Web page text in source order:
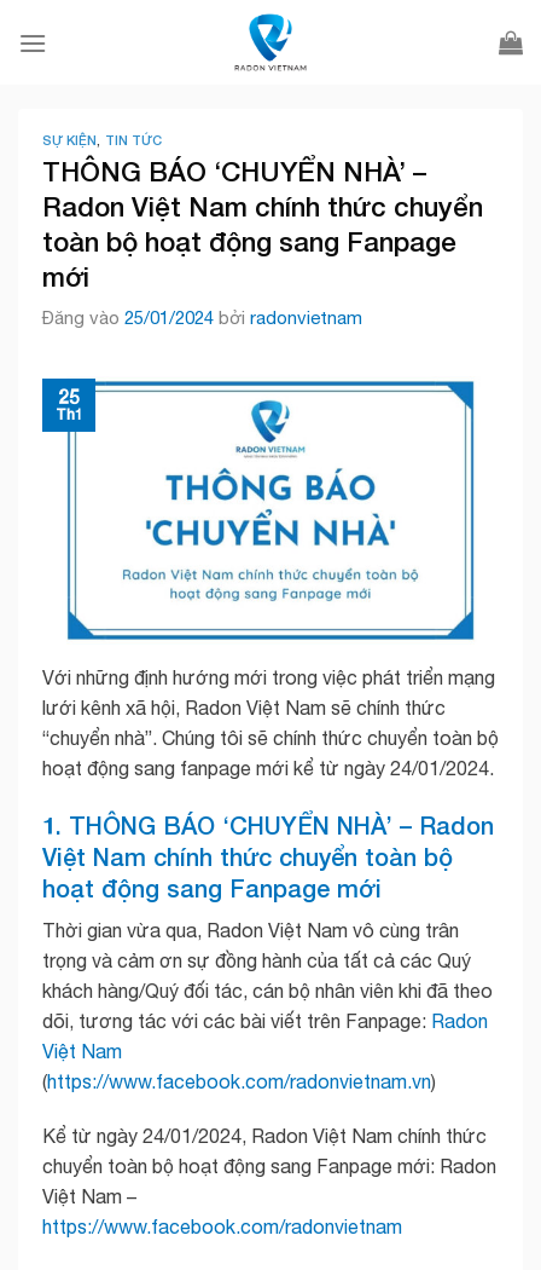
qua
SỰ KIỆN TIN TỨC
THÔNG BÁO ‘CHUYỂN NHÀ’ –
Radon Việt Nam chính thức chuyển
toàn bộ hoạt động sang Fanpage
mới
Đăng vào 25/01/2024 bởi radonvietnam
25
Th1
Với những định hướng mới trong việc phát triển mạng
lưới kênh xã hội, Radon Việt Nam sẽ chính thức
“chuyển nhà”. Chúng tôi sẽ chính thức chuyển toàn bộ
hoạt động sang fanpage mới kể từ ngày 24/01/2024.
1. THÔNG BÁO ‘CHUYỂN NHÀ’ – Radon
Việt Nam chính thức chuyển toàn bộ
hoạt động sang Fanpage mới
Thời gian vừa qua, Radon Việt Nam vô cùng trân
trọng và cảm ơn sự đồng hành của tất cả các Quý
khách hàng/Quý đối tác, cán bộ nhân viên khi đã theo
dõi, tương tác với các bài viết trên Fanpage: Radon
Việt Nam
(https://www.facebook.com/radonvietnam.vn)
Kể từ ngày 24/01/2024, Radon Việt Nam chính thức
chuyển toàn bộ hoạt động sang Fanpage mới: Radon
Việt Nam –
https://www.facebook.com/radonvietnam